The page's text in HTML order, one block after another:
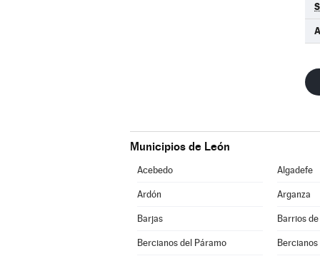
Municipios de León
Acebedo Algadefe
Ardón Arganza
Barjas Barrios
Bercianos del Páramo Bercianos